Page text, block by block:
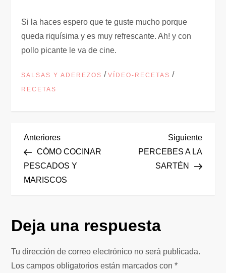
Si la haces espero que te guste mucho porque
queda riquísima y es muy refrescante. Ah! y con
pollo picante le va de cine.
SALSAS Y ADEREZOS /VÍDEO-RECETAS /
RECETAS
N
a
v
g
a
Entrada
anterior
Anteriores
CÓMO COCINAR
PESCADOS Y
MARISCOS
Siguiente
PERCEBES A LA
SARTÉN
Deja una respuesta
Tu dirección de correo electrónico no será publicada.
Los campos obligatorios están marcados con*